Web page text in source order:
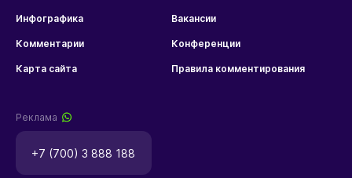
Инфографика Вакансии
Комментарии Конференции
Карта сайта Правила комментирования
Реклама
+7 (700) 3 888 188